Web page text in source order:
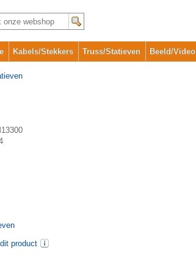
Kabels/Stekkers Truss/Statieven Beeld/Video
product